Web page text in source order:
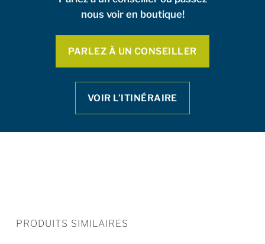
nous voir en boutique!
PARLEZ À UN CONSEILLER
VOIR L’ITINÉRAIRE
PRODUITS SIMILAIRES